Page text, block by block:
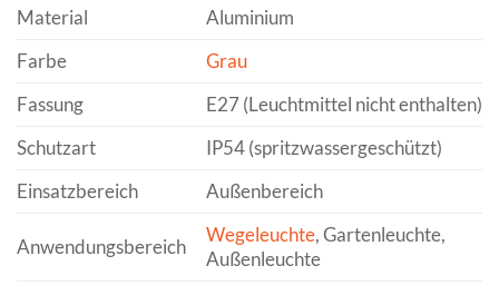
Material
Aluminium
Farbe
Grau
Fassung
E27 (Leuchtmittel nicht enthalten)
Schutzart
IP54 (spritzwassergeschützt)
Einsatzbereich
Außenbereich
Anwendungsbereich
Wegeleuchte, Gartenleuchte,
Außenleuchte